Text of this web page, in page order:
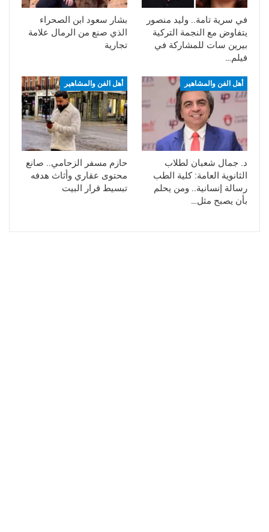
في سرية تامة.. وليد منصور
يتفاوض مع النجمة التركية
بيرين سات للمشاركة في
فيلم…
بشار سعود ابن الصحراء
الذي صنع من الرمال علامة
تجارية
أهل الفن والمشاهير
د. جمال شعبان لطلاب
الثانوية العامة: كلية الطب
رسالة إنسانية.. ومن يحلم
بأن يصبح مثل…
أهل الفن والمشاهير
حازم مسفر الزحامي.. صانع
محتوى عقاري وأثاث هدفه
تبسيط قرار البيت